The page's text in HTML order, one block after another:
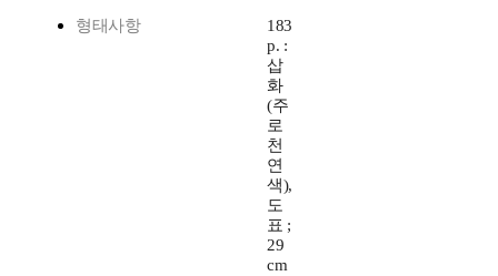
형태사항
183
p. :
삽
화
(주
로
천
연
색),
도
표 ;
29
cm